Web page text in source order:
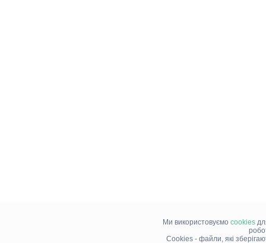
Ми використовуємо cookies
Cookies - файли, які